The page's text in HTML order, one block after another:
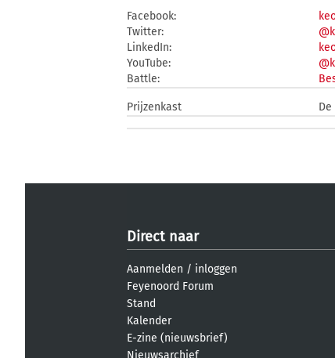
Facebook:
Twitter:
LinkedIn:
YouTube:
Battle:
Prijzenkast
Direct naar
Aanmelden / inloggen
Feyenoord Forum
Stand
Kalender
E-zine (nieuwsbrief)
Nieuwsarchief